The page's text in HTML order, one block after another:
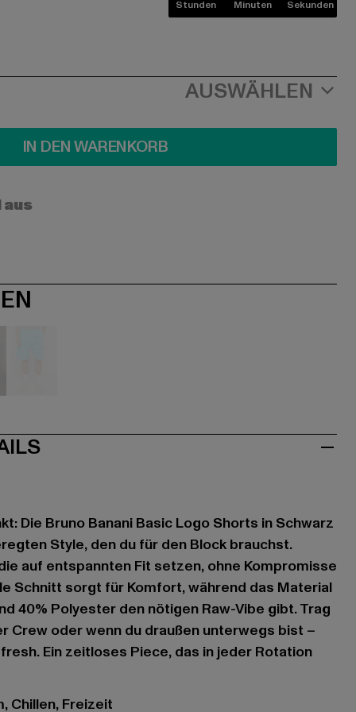
Stunden Minuten Sekunden
AUSWÄHLEN
IN DEN WARENKORB
Die Bruno Banani Basic Logo Shorts in Schwarz
Style, den du für den Block brauchst.
auf entspannten Fit setzen, ohne Kompromisse
Schnitt sorgt für Komfort, während das Material
40% Polyester den nötigen Raw-Vibe gibt. Trag
Crew oder wenn du draußen unterwegs bist –
Ein zeitloses Piece, das in jeder Rotation
Chillen, Freizeit